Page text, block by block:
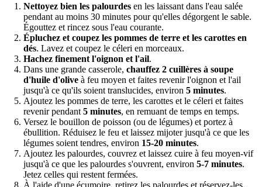
Nettoyez bien les palourdes en les laissant dans l'eau salée
pendant au moins 30 minutes pour qu'elles dégorgent le sable.
Égouttez et rincez sous l'eau courante.
Épluchez et coupez les pommes de terre et les carottes en
dés. Lavez et coupez le céleri en morceaux.
Hachez finement l'oignon et l'ail.
Dans une grande casserole, chauffez 2 cuillères à soupe
d'huile d'olive à feu moyen et faites revenir l'oignon et l'ail
jusqu'à ce qu'ils soient translucides, environ 5 minutes.
Ajoutez les pommes de terre, les carottes et le céleri et faites
revenir pendant 5 minutes, en remuant de temps en temps.
Versez le bouillon de poisson (ou de légumes) et portez à
ébullition. Réduisez le feu et laissez mijoter jusqu'à ce que les
légumes soient tendres, environ 15-20 minutes.
Ajoutez les palourdes, couvrez et laissez cuire à feu moyen-vif
jusqu'à ce que les palourdes s'ouvrent, environ 5-7 minutes.
Jetez celles qui restent fermées.
À l'aide d'une écumoire, retirez les palourdes et réservez-les.